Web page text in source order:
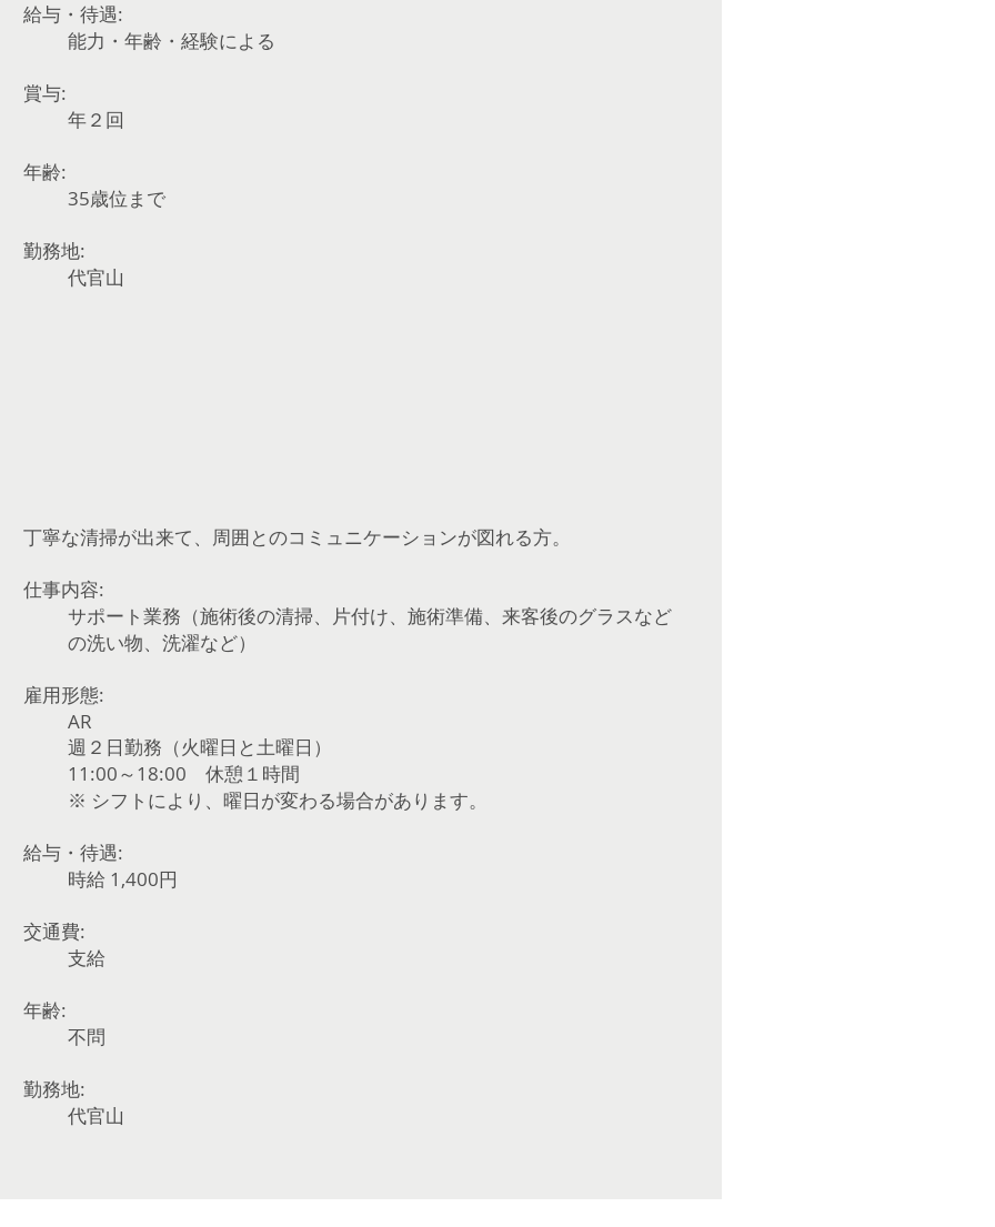
給与・待遇:
能力・年齢・経験による
賞与:
年２回
年齢:
35歳位まで
勤務地:
代官山
丁寧な清掃が出来て、周囲とのコミュニケーションが図れる方。
仕事内容:
サポート業務（施術後の清掃、片付け、施術準備、来客後のグラスなど
の洗い物、洗濯など）
雇用形態:
AR
週２日勤務（火曜日と土曜日）
11:00～18:00 休憩１時間
※ シフトにより、曜日が変わる場合があります。
給与・待遇:
時給 1,400円
交通費:
支給
年齢:
不問
勤務地:
代官山